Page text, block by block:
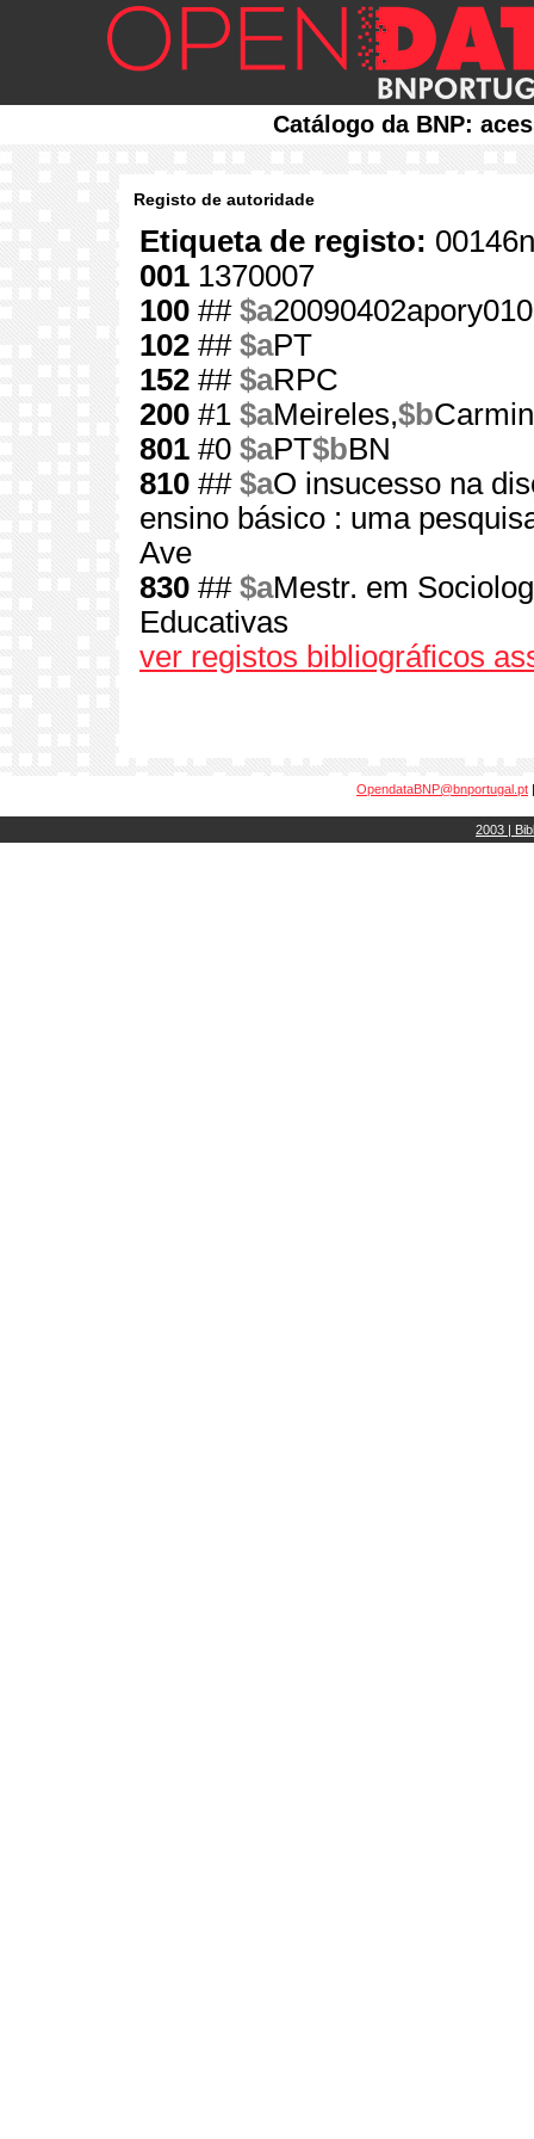
Catálogo da BNP:
Registo de autoridade
Etiqueta de registo:
001 1370007
100 ## $a
102 ## $aPT
152 ## $aRPC
200 #1 $aMeireles,$b
801 #0 $aPT$bBN
810 ## $aO insucesso na
ensino básico : uma
Ave
830 ## $aMestr. em
Educativas
ver registos bibliográficos
OpendataBNP@bnportugal.pt
2003 |